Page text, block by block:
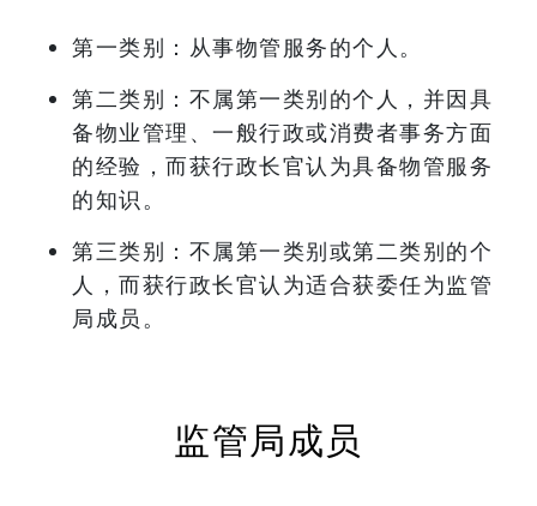
第一类别：从事物管服务的个人。
第二类别：不属第一类别的个人，并因具
备物业管理、一般行政或消费者事务方面
的经验，而获行政长官认为具备物管服务
的知识。
第三类别：不属第一类别或第二类别的个
人，而获行政长官认为适合获委任为监管
局成员。
监管局成员